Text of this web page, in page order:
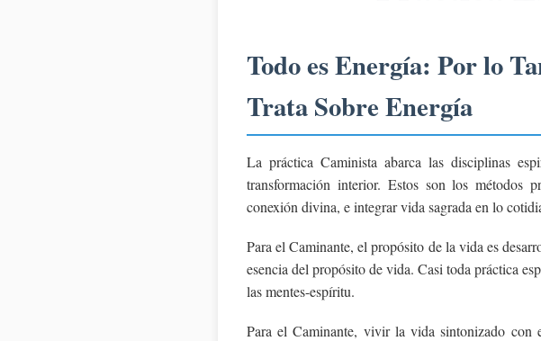
Todo es Energía: Por lo
Trata Sobre Energía
La práctica Caminista abarca las disciplinas
transformación interior. Estos son los métodos
conexión divina, e integrar vida sagrada en lo
Para el Caminante, el propósito de la vida es
esencia del propósito de vida. Casi toda práctica
las mentes-espíritu.
Para el Caminante, vivir la vida sintonizado con